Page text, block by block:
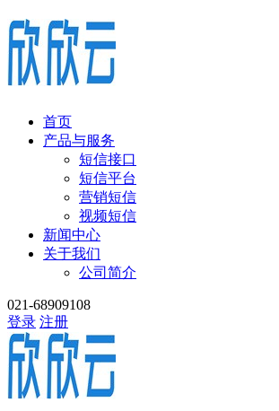
首页
产品与服务
短信接口
短信平台
营销短信
视频短信
新闻中心
关于我们
公司简介
021-68909108
登录 注册